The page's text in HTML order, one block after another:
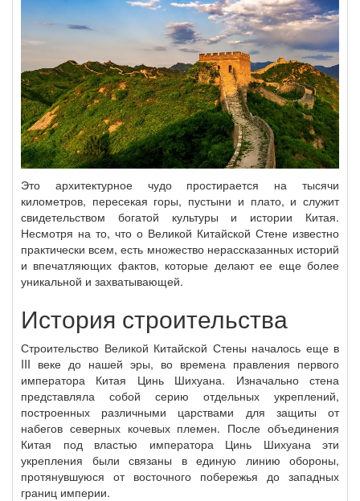
Это архитектурное чудо простирается на тысячи
километров, пересекая горы, пустыни и плато, и служит
свидетельством богатой культуры и истории Китая.
Несмотря на то, что о Великой Китайской Стене известно
практически всем, есть множество нерассказанных историй
и впечатляющих фактов, которые делают ее еще более
уникальной и захватывающей.
История строительства
Строительство Великой Китайской Стены началось еще в
III веке до нашей эры, во времена правления первого
императора Китая Цинь Шихуана. Изначально стена
представляла собой серию отдельных укреплений,
построенных различными царствами для защиты от
набегов северных кочевых племен. После объединения
Китая под властью императора Цинь Шихуана эти
укрепления были связаны в единую линию обороны,
протянувшуюся от восточного побережья до западных
границ империи.